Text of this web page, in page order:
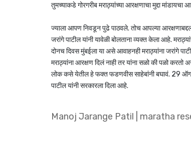
तुमच्याकडे गोरगरीब मराठ्यांच्या आरक्षणाचा मुद्दा
ज्याला आपण निवडून पुढे पाठवले. तोच आपल्या
जरांगे पाटील यांनी यावेळी बोलताना व्यक्त केला आहे.
दोनच दिवस मुंबईला या असे आवाहनही मराठ्यांना जरांगे
मराठ्यांना आरक्षण दिलं नाही तर यांना सळो की पळो करतो
लोक कसे येतील हे फक्त फडणवीस साहेबांनी बघावं. 29
पाटील यांनी सरकारला दिला आहे.
Manoj Jarange Patil maratha